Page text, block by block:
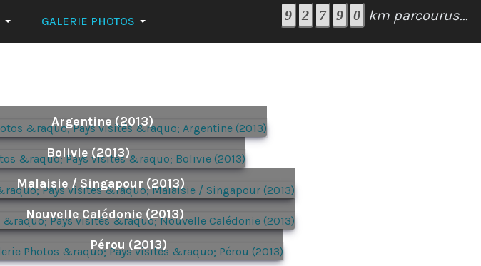
km parcourus...
GALERIE PHOTOS
Argentine (2013)
Bolivie (2013)
Malaisie / Singapour (2013)
Nouvelle Calédonie (2013)
Pérou (2013)